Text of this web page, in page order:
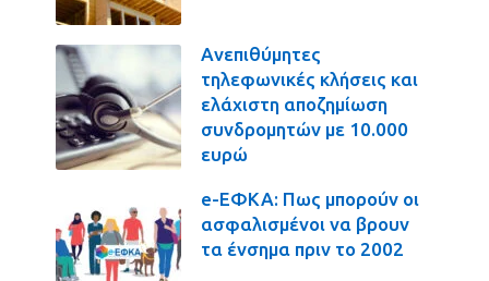
Ανεπιθύμητες
τηλεφωνικές κλήσεις και
ελάχιστη αποζημίωση
συνδρομητών με 10.000
ευρώ
e-ΕΦΚΑ: Πως μπορούν οι
ασφαλισμένοι να βρουν
τα ένσημα πριν το 2002